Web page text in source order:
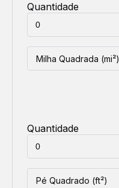
Quantidade
Milha Quadrada (mi²)
Quantidade
Pé Quadrado (ft²)